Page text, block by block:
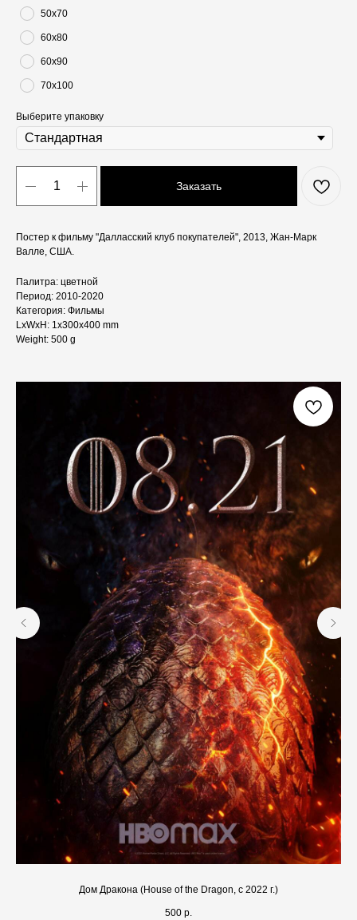
50х70
60х80
60х90
70х100
Выберите упаковку
Заказать
Постер к фильму "Далласский клуб покупателей", 2013, Жан-Марк
Валле, США.
Палитра: цветной
Период: 2010-2020
Категория: Фильмы
LxWxH: 1x300x400 mm
Weight: 500 g
Дом Дракона (House of the Dragon, с 2022 г.)
500 р.